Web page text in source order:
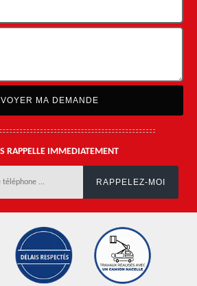
RAPPELLE IMMEDIATEMENT